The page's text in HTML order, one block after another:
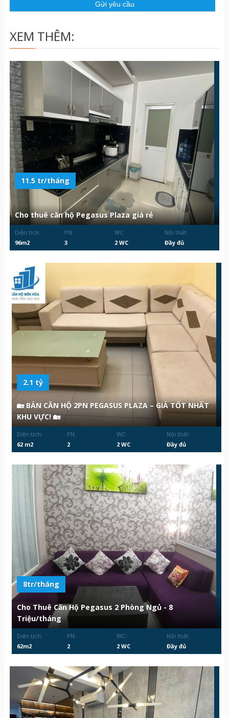
XEM THÊM:
11.5 tr/tháng
Cho thuê căn hộ Pegasus Plaza giá rẻ
Diện tích:
96m2
PN:
3
WC:
2 WC
Nội thất:
Đầy đủ
2.1 tỷ
🏡 BÁN CĂN HỘ 2PN PEGASUS PLAZA – GIÁ TỐT NHẤT
KHU VỰC! 🏡
Diện tích:
62 m2
PN:
2
WC:
2 WC
Nội thất:
Đầy đủ
8tr/tháng
Cho Thuê Căn Hộ Pegasus 2 Phòng Ngủ - 8
Triệu/tháng
Diện tích:
62m2
PN:
2
WC:
2 WC
Nội thất:
Đầy đủ